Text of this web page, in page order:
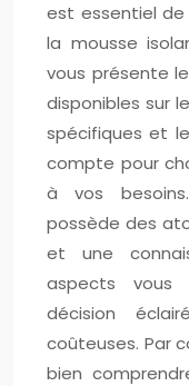
est essentiel
la mousse
vous présente
disponibles sur
spécifiques et
compte pour
à vos
possède des
et une
aspects vous
décision
coûteuses. Par
bien